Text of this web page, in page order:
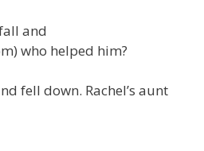
and
who helped him?
fell down. Rachel’s aunt